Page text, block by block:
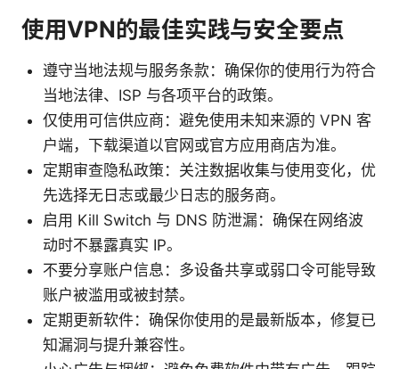
使用VPN的最佳实践与安全要点
遵守当地法规与服务条款：确保你的使用行为符合
当地法律、ISP 与各项平台的政策。
仅使用可信供应商：避免使用未知来源的 VPN 客
户端，下载渠道以官网或官方应用商店为准。
定期审查隐私政策：关注数据收集与使用变化，优
先选择无日志或最少日志的服务商。
启用 Kill Switch 与 DNS 防泄漏：确保在网络波
动时不暴露真实 IP。
不要分享账户信息：多设备共享或弱口令可能导致
账户被滥用或被封禁。
定期更新软件：确保你使用的是最新版本，修复已
知漏洞与提升兼容性。